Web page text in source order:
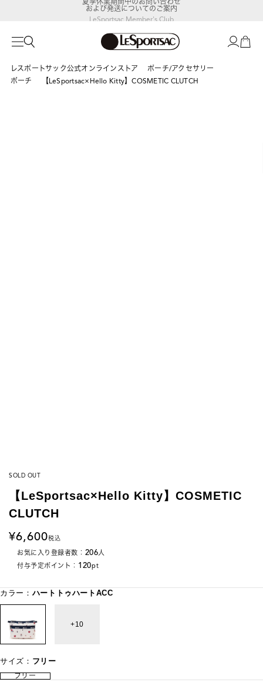
LeSportsac Member's Club
ポイントアップキャンペーン開催中
および発送についてのご案内
レスポートサック公式オンラインストア
ポーチ/アクセサリー
ポーチ
【LeSportsac×Hello Kitty】COSMETIC CLUTCH
SOLD OUT
【LeSportsac×Hello Kitty】COSMETIC
CLUTCH
6,600税込
お気に入り登録者数： 206人
付与予定ポイント： 120pt
カラー： ハートトゥハートACC
10
サイズ： フリー
フリー